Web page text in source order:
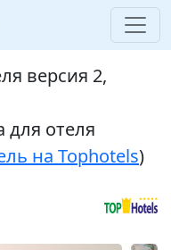
версия 2,
отеля
на Tophotels)